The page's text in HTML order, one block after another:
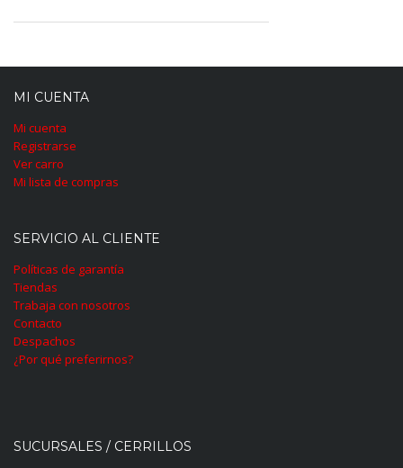
MI CUENTA
Mi cuenta
Registrarse
Ver carro
Mi lista de compras
SERVICIO AL CLIENTE
Políticas de garantía
Tiendas
Trabaja con nosotros
Contacto
Despachos
¿Por qué preferirnos?
SUCURSALES / CERRILLOS